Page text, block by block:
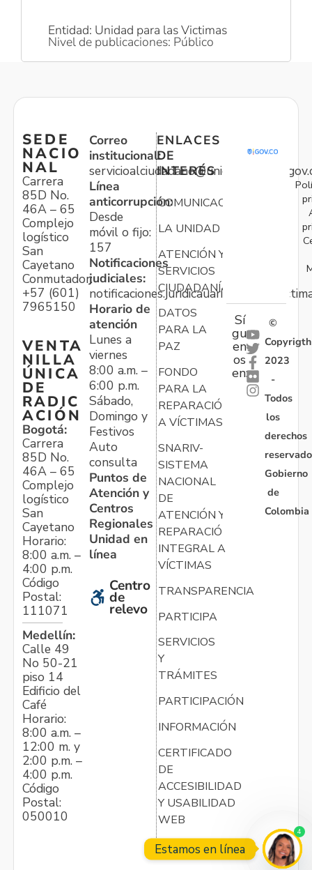
Entidad: Unidad para las Victimas
Nivel de publicaciones: Público
SEDE
NACIO
NAL
Carrera
85D No.
46A – 65
Complejo
logístico
San
Cayetano
Conmutador:
+57 (601)
7965150
VENTA
NILLA
ÚNICA
DE
RADIC
ACIÓN
Bogotá:
Carrera
85D No.
46A – 65
Complejo
logístico
San
Cayetano
Horario:
8:00 a.m. –
4:00 p.m.
Código
Postal:
111071
Medellín:
Calle 49
No 50-21
piso 14
Edificio del
Café
Horario:
8:00 a.m. –
12:00 m. y
2:00 p.m. –
4:00 p.m.
Código
Postal:
050010
Correo
institucional:
Línea
anticorrupción:
Desde
móvil o fijo:
157
Notificaciones
judiciales:
Horario de
atención
Lunes a
viernes
8:00 a.m. –
6:00 p.m.
Sábado,
Domingo y
Festivos
Auto
consulta
Puntos de
Atención y
Centros
Regionales
Unidad en
línea
Centro
de
relevo
ENLACES
DE
INTERÉS
COMUNICACIONES
LA UNIDAD
ATENCIÓN Y
SERVICIOS
CIUDADANÍA
DATOS
PARA LA
PAZ
FONDO
PARA LA
REPARACIÓN
A VÍCTIMAS
SNARIV-
SISTEMA
NACIONAL
DE
ATENCIÓN Y
REPARACIÓN
INTEGRAL A
VÍCTIMAS
TRANSPARENCIA
PARTICIPA
SERVICIOS
Y
TRÁMITES
PARTICIPACIÓN
INFORMACIÓN
CERTIFICADO
DE
ACCESIBILIDAD
Y USABILIDAD
WEB
Sí
gu
en
os
en:
©
Copyrigth
2023
-
Todos
los
derechos
Gobierno
de
Colombia
Estamos en línea
4